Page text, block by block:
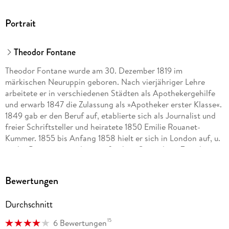
Portrait
Theodor Fontane
Theodor Fontane wurde am 30. Dezember 1819 im
märkischen Neuruppin geboren. Nach vierjähriger Lehre
arbeitete er in verschiedenen Städten als Apothekergehilfe
und erwarb 1847 die Zulassung als »Apotheker erster Klasse«.
1849 gab er den Beruf auf, etablierte sich als Journalist und
freier Schriftsteller und heiratete 1850 Emilie Rouanet-
Kummer. 1855 bis Anfang 1858 hielt er sich in London auf, u.
a. als »Presseagent« des preußischen Gesandten. Zwischen
als Kriegsberichterstatter und Reiseschriftsteller war
Zeitung«. In seinem 60. Lebensjahr trat er als Romancier an
die Öffentlichkeit. Dem ersten Roman »Vor dem Sturm«
Bewertungen
Durchschnitt
6 Bewertungen15